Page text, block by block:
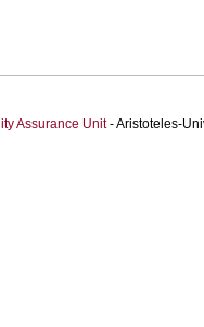
Assurance Unit- Aristoteles-